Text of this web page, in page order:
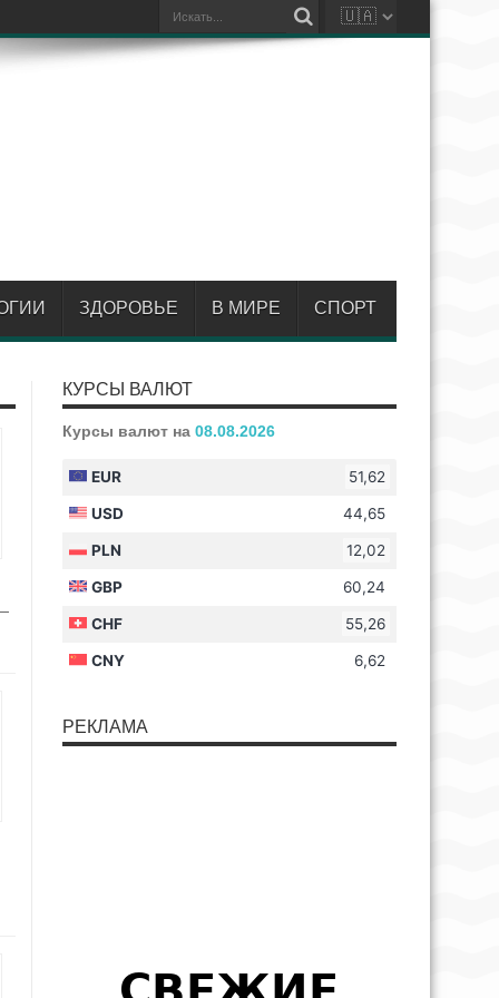
ЗДОРОВЬЕ В МИРЕ СПОРТ
КУРСЫ ВАЛЮТ
Курсы валют на 08.08.2026
РЕКЛАМА